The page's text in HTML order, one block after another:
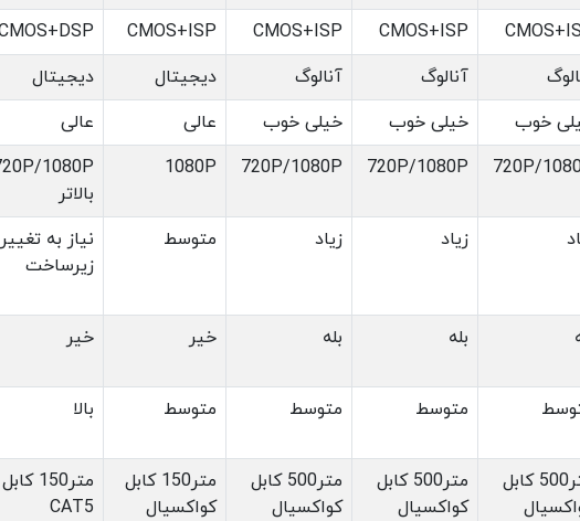
CMOS+ISP
CMOS+ISP
CMOS+ISP
آنالوگ آنالوگ دیجیتال
دیجیتال
خوب خیلی خوب خیلی خوب عالی
عالی
720P/
720P/1080P
720P/1080P
1080P
بالاتر
زیاد زیاد متوسط
نیاز به تغییر
زیرساخت
بله بله خیر خیر
متوسط متوسط متوسط بالا
متر500 کابل
متر500 کابل
کواکسیال
متر500 کابل
کواکسیال
متر150 کابل
کواکسیال
CAT5